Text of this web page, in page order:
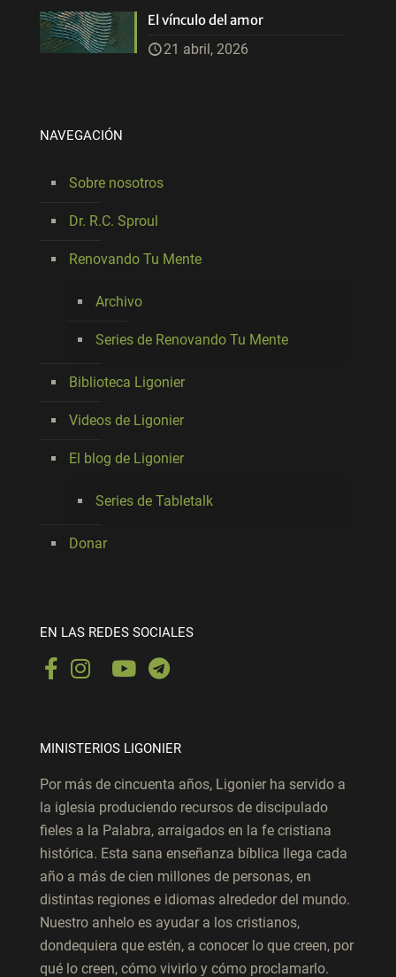
El vínculo del amor
21 abril, 2026
NAVEGACIÓN
Sobre nosotros
Dr. R.C. Sproul
Renovando Tu Mente
Archivo
Series de Renovando Tu Mente
Biblioteca Ligonier
Videos de Ligonier
El blog de Ligonier
Series de Tabletalk
Donar
EN LAS REDES SOCIALES
MINISTERIOS LIGONIER
Por más de cincuenta años, Ligonier ha servido a
la iglesia produciendo recursos de discipulado
fieles a la Palabra, arraigados en la fe cristiana
histórica. Esta sana enseñanza bíblica llega cada
año a más de cien millones de personas, en
distintas regiones e idiomas alrededor del mundo.
Nuestro anhelo es ayudar a los cristianos,
dondequiera que estén, a conocer lo que creen, por
qué lo creen, cómo vivirlo y cómo proclamarlo.